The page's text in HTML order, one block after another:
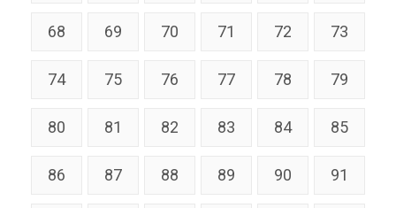
68 69 70 71 72 73
74 75 76 77 78 79
80 81 82 83 84 85
86 87 88 89 90 91